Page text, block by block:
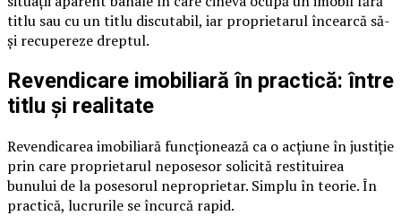
titlu sau cu un titlu discutabil, iar proprietarul încearcă să-
și recupereze dreptul.
Revendicare imobiliară în practică: între
titlu și realitate
Revendicarea imobiliară funcționează ca o acțiune în justiție
prin care proprietarul neposesor solicită restituirea
bunului de la posesorul neproprietar. Simplu în teorie. În
practică, lucrurile se încurcă rapid.